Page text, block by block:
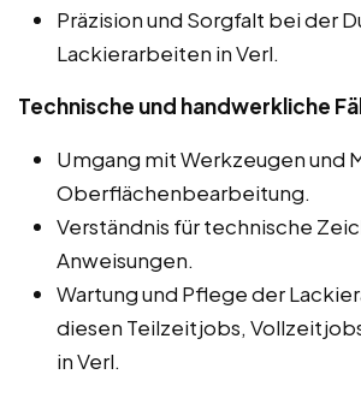
Präzision und Sorgfalt bei der
Lackierarbeiten in Verl.
Technische und handwerkliche
Umgang mit Werkzeugen und
Oberflächenbearbeitung.
Verständnis für technische
Anweisungen.
Wartung und Pflege der
diesen Teilzeitjobs,
in Verl.